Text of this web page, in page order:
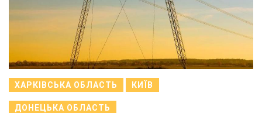
ХАРКІВСЬКА ОБЛАСТЬ КИЇВ
ДОНЕЦЬКА ОБЛАСТЬ